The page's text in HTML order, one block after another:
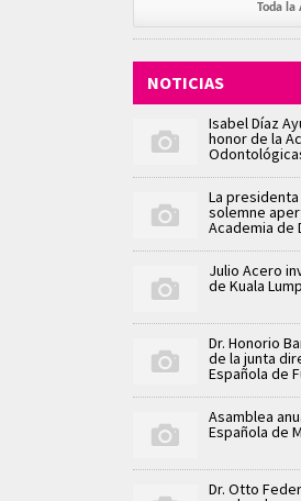
Toda la
NOTICIAS
Isabel Díaz
honor de la
La presidenta
solemne
Academia de
Julio Acero
de Kuala
Dr. Honorio
de la junta
Española de
Asamblea
Española de
Dr. Otto